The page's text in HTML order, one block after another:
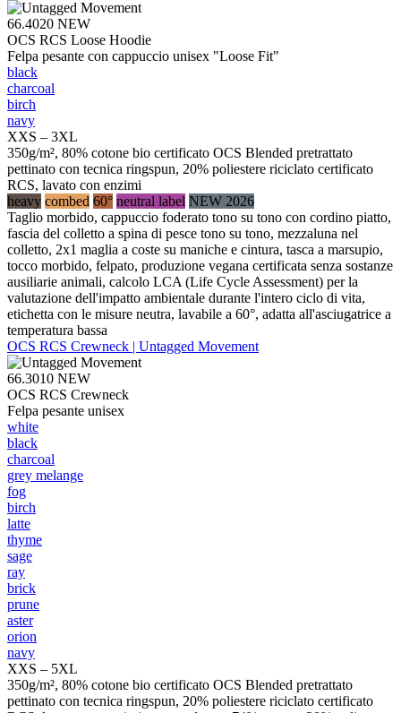
66.4020 NEW
OCS RCS Loose Hoodie
Felpa pesante con cappuccio unisex "Loose Fit"
black
charcoal
birch
navy
XXS – 3XL
350g/m², 80% cotone bio certificato OCS Blended pretrattato
pettinato con tecnica ringspun, 20% poliestere riciclato certificato
RCS, lavato con enzimi
heavy combed 60° neutral label NEW 2026
Taglio morbido, cappuccio foderato tono su tono con cordino piatto,
fascia del colletto a spina di pesce tono su tono, mezzaluna nel
colletto, 2x1 maglia a coste su maniche e cintura, tasca a marsupio,
tocco morbido, felpato, produzione vegana certificata senza sostanze
ausiliarie animali, calcolo LCA (Life Cycle Assessment) per la
valutazione dell'impatto ambientale durante l'intero ciclo di vita,
etichetta con le misure neutra, lavabile a 60°, adatta all'asciugatrice a
temperatura bassa
OCS RCS Crewneck | Untagged Movement
66.3010 NEW
OCS RCS Crewneck
Felpa pesante unisex
white
black
charcoal
grey melange
fog
birch
latte
thyme
sage
ray
brick
prune
aster
orion
navy
XXS – 5XL
350g/m², 80% cotone bio certificato OCS Blended pretrattato
pettinato con tecnica ringspun, 20% poliestere riciclato certificato